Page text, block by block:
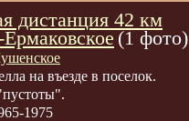
дистанция 42 км
(1 фото)
на въезде в поселок.
1975